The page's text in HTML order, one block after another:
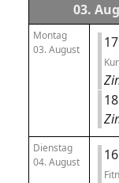
03.
Montag
03. August
Dienstag
04. August